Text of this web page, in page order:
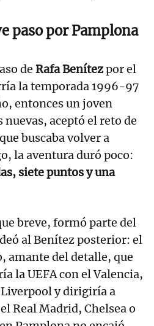
paso por Pamplona
de Rafa Benítezpor el
la temporada 1996-97
entonces un joven
aceptó el reto de
buscaba volver a
la aventura duró poco:
siete puntos y una
breve, formó parte del
al Benítez posterior: el
amante del detalle, que
la UEFA con el Valencia,
y dirigiría a
Real Madrid, Chelsea o